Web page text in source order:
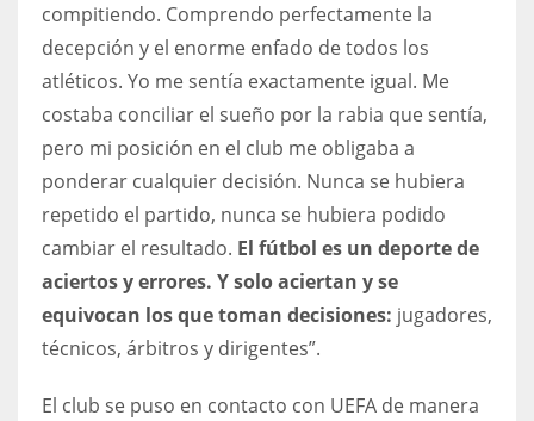
compitiendo. Comprendo perfectamente la
decepción y el enorme enfado de todos los
atléticos. Yo me sentía exactamente igual. Me
costaba conciliar el sueño por la rabia que sentía,
pero mi posición en el club me obligaba a
ponderar cualquier decisión. Nunca se hubiera
repetido el partido, nunca se hubiera podido
cambiar el resultado. El fútbol es un deporte de
aciertos y errores. Y solo aciertan y se
equivocan los que toman decisiones: jugadores,
técnicos, árbitros y dirigentes”.
El club se puso en contacto con UEFA de manera